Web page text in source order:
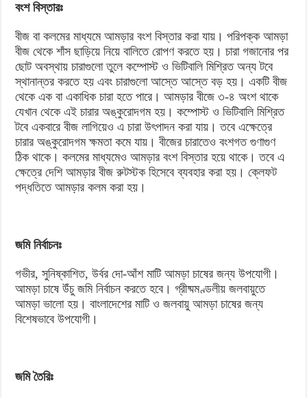
বংশ বিস্তারঃ
বীজ বা কলমের মাধ্যমে আমড়ার বংশ বিস্তার করা যায়। পরিপক্ক আমড়া
বীজ থেকে শাঁস ছাড়িয়ে নিয়ে বালিতে রোপণ করতে হয়। চারা গজানোর পর
ছোট অবস্থায় চারাগুলো তুলে কম্পোস্ট ও ভিটিবালি মিশ্রিত অন্য টবে
স্থানান্তর করতে হয় এবং চারাগুলো আস্তে আস্তে বড় হয়। একটি বীজ
থেকে এক বা একাধিক চারা হতে পারে। আমড়ার বীজে ৩-৪ অংশ থাকে
যেখান থেকে এই চারার অঙ্কুরোদগম হয়। কম্পোস্ট ও ভিটিবালি মিশ্রিত
টবে একবারে বীজ লাগিয়েও এ চারা উৎপাদন করা যায়। তবে এক্ষেত্রে
চারার অঙ্কুরোদগম ক্ষমতা কমে যায়। বীজের চারাতেও বংশগত গুণাগুণ
ঠিক থাকে। কলমের মাধ্যমেও আমড়ার বংশ বিস্তার হয়ে থাকে। তবে এ
ক্ষেত্রে দেশি আমড়ার বীজ রুটস্টক হিসেবে ব্যবহার করা হয়। ক্লেফট
পদ্ধতিতে আমড়ার কলম করা হয়।
জমি নির্বাচনঃ
গভীর, সুনিষ্কাশিত, উর্বর দো-আঁশ মাটি আমড়া চাষের জন্য উপযোগী।
আমড়া চাষে উঁচু জমি নির্বাচন করতে হবে। গ্রীষ্মমণ্ডলীয় জলবায়ুতে
আমড়া ভালো হয়। বাংলাদেশের মাটি ও জলবায়ু আমড়া চাষের জন্য
বিশেষভাবে উপযোগী।
জমি তৈরিঃ